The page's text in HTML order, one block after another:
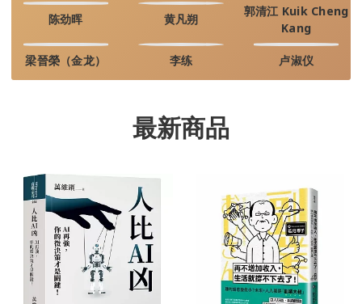
陈劲晖 黄凡朔
郭清江 Kuik Cheng
Kang
梁晉榮（金龙） 李练 卢淑仪
最新商品